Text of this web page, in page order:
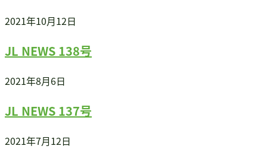
2021年10月12日
JL NEWS 138号
2021年8月6日
JL NEWS 137号
2021年7月12日